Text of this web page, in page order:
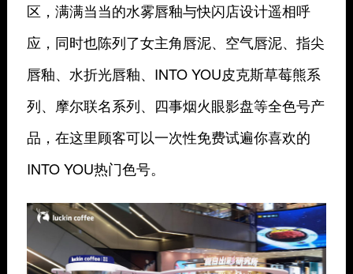
区，满满当当的水雾唇釉与快闪店设计遥相呼
应，同时也陈列了女主角唇泥、空气唇泥、指尖
唇釉、水折光唇釉、INTO YOU皮克斯草莓熊系
列、摩尔联名系列、四事烟火眼影盘等全色号产
品，在这里顾客可以一次性免费试遍你喜欢的
INTO YOU热门色号。